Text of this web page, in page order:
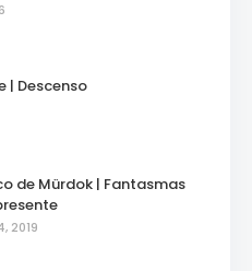
| Descenso
de Mürdok | Fantasmas
2019